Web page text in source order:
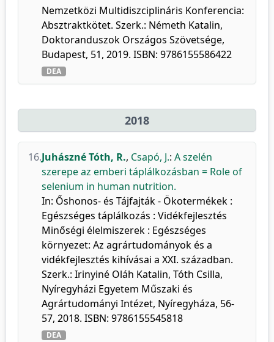
Nemzetközi Multidiszciplináris Konferencia:
Absztraktkötet. Szerk.: Németh Katalin,
Doktoranduszok Országos Szövetsége,
Budapest, 51, 2019. ISBN: 9786155586422
DEA
2018
16.Juhászné Tóth, R., Csapó, J.: A szelén
szerepe az emberi táplálkozásban = Role of
selenium in human nutrition.
In: Őshonos- és Tájfajták - Ökotermékek :
Egészséges táplálkozás : Vidékfejlesztés
Minőségi élelmiszerek : Egészséges
környezet: Az agrártudományok és a
vidékfejlesztés kihívásai a XXI. században.
Szerk.: Irinyiné Oláh Katalin, Tóth Csilla,
Nyíregyházi Egyetem Műszaki és
Agrártudományi Intézet, Nyíregyháza, 56-
57, 2018. ISBN: 9786155545818
DEA